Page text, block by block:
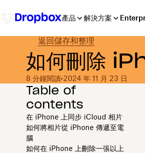
產品 解決方案
返回儲存和整理
如何刪除
8 分鐘閱讀•2024 年 11 月 23 日
Table of
contents
在 iPhone 上同步 iCloud 相片
如何將相片從 iPhone 傳遞至電
腦
如何在 iPhone 上刪除一張以上